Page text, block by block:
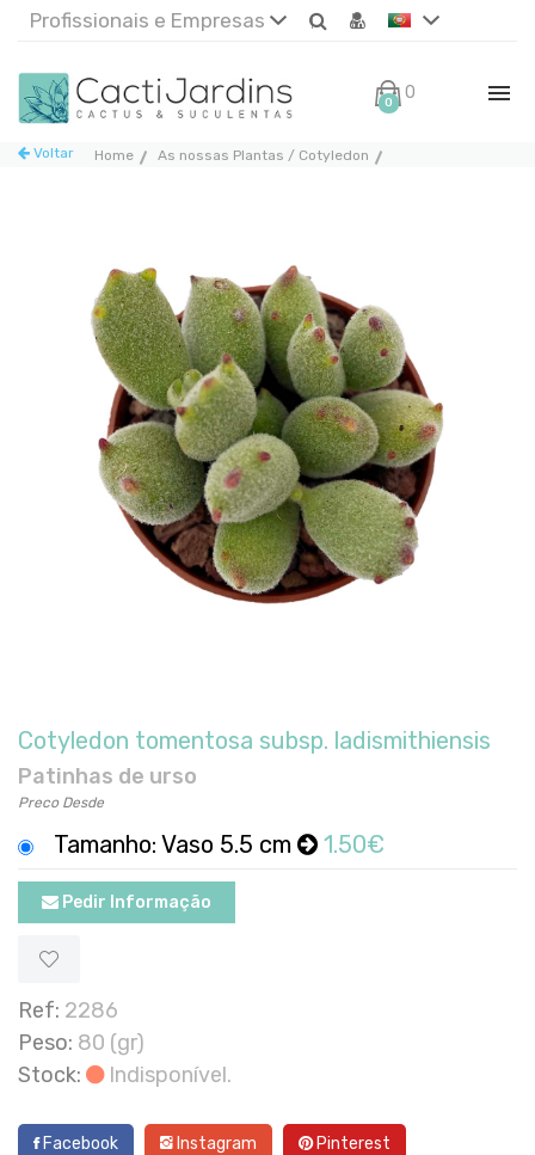
Profissionais e Empresas
0 0€
Home As nossas Plantas / Cotyledon
Voltar
Cotyledon tomentosa subsp. ladismithiensis
Patinhas de urso
Preco Desde
Tamanho: Vaso 5.5 cm 1.50€
Pedir Informação
Ref: 2286
Peso: 80 (gr)
Stock:
Indisponível.
Facebook Instagram Pinterest